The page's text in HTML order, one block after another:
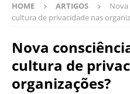
HOME ARTIGOS
Nova
cultura de privacidade nas
Nova
cultura de
organizações?